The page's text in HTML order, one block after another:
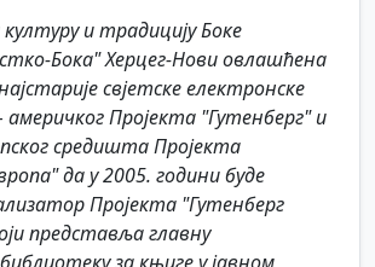
и традицију Боке
Бока" Херцег-Нови овлашћена
свјетске електронске
Пројекта "Гутенберг" и
средишта Пројекта
да у 2005. години буде
Пројекта "Гутенберг
представља главну